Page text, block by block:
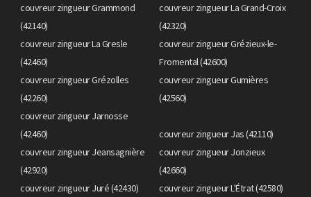
couvreur zingueur Grammond
(42140)
couvreur zingueur La Grand-Croix
(42320)
couvreur zingueur La Gresle
(42460)
couvreur zingueur Grézieux-le-
Fromental (42600)
couvreur zingueur Grézolles
(42260)
couvreur zingueur Gumières
(42560)
couvreur zingueur Jarnosse
(42460)
couvreur zingueur Jas (42110)
couvreur zingueur Jeansagnière
(42920)
couvreur zingueur Jonzieux
(42660)
couvreur zingueur Juré (42430)
couvreur zingueur L'Étrat (42580)